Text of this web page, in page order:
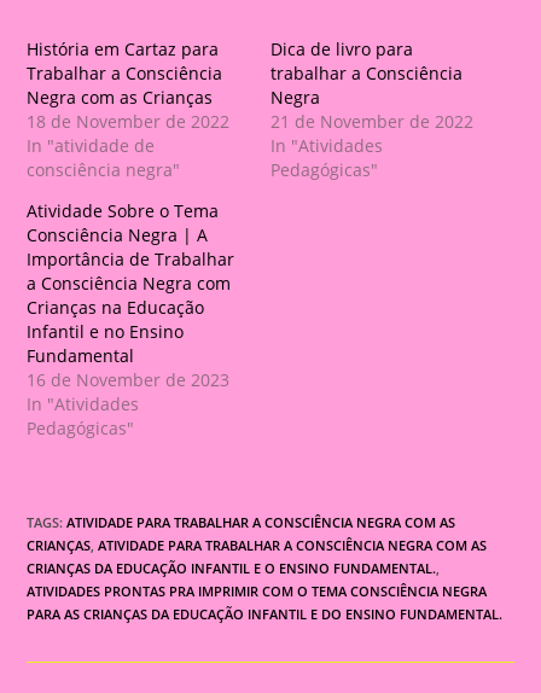
História em Cartaz para
Trabalhar a Consciência
Negra com as Crianças
18 de November de 2022
In "atividade de
consciência negra"
Dica de livro para
trabalhar a Consciência
Negra
21 de November de 2022
In "Atividades
Pedagógicas"
Atividade Sobre o Tema
Consciência Negra | A
Importância de Trabalhar
a Consciência Negra com
Crianças na Educação
Infantil e no Ensino
Fundamental
16 de November de 2023
In "Atividades
Pedagógicas"
TAGS:ATIVIDADE PARA TRABALHAR A CONSCIÊNCIA NEGRA COM AS
CRIANÇAS, ATIVIDADE PARA TRABALHAR A CONSCIÊNCIA NEGRA COM AS
CRIANÇAS DA EDUCAÇÃO INFANTIL E O ENSINO FUNDAMENTAL.,
ATIVIDADES PRONTAS PRA IMPRIMIR COM O TEMA CONSCIÊNCIA NEGRA
PARA AS CRIANÇAS DA EDUCAÇÃO INFANTIL E DO ENSINO FUNDAMENTAL.